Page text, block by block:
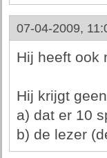
07-04-2009,
Hij heeft ook
Hij krijgt
a) dat er 10
b) de lezer